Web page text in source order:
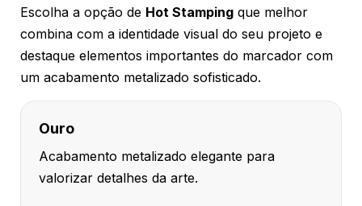
Escolha a opção de Hot Stamping que melhor
combina com a identidade visual do seu projeto e
destaque elementos importantes do marcador com
um acabamento metalizado sofisticado.
Ouro
Acabamento metalizado elegante para
valorizar detalhes da arte.